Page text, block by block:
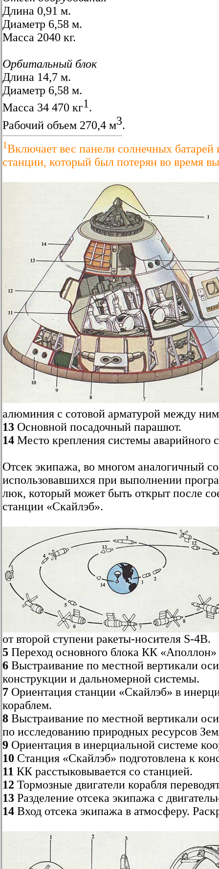
Длина 0,91 м.
Диаметр 6,58 м.
Масса 2040 кг.
Орбитальный блок
Длина 14,7 м.
Диаметр 6,58 м.
Масса 34 470 кг1.
Рабочий объем 270,4 м3.
1Включает вес панели солнечных батарей
станции, который был потерян во время
алюминия с сотовой арматурой между
13 Основной посадочный парашют.
14 Место крепления системы аварийного
Отсек экипажа, во многом аналогичный
использовавшихся при выполнении
люк, который может быть открыт после
станции «Скайлэб».
от второй ступени ракеты-носителя S-4B.
5 Переход основного блока КК
6 Выстраивание по местной вертикали
конструкции и дальномерной системы.
7 Ориентация станции «Скайлэб» в
кораблем.
8 Выстраивание по местной вертикали
по исследованию природных ресурсов
9 Ориентация в инерциальной системе
10 Станция «Скайлэб» подготовлена к
11 КК расстыковывается со станцией.
12 Тормозные двигатели корабля
13 Разделение отсека экипажа с
14 Вход отсека экипажа в атмосферу.